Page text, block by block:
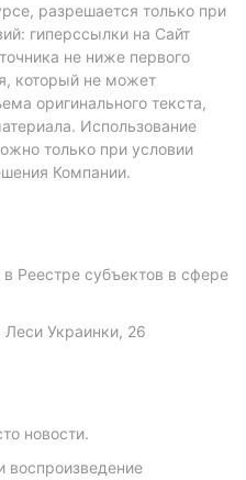
разрешается только при
гиперссылки на Сайт
не ниже первого
который не может
оригинального текста,
Использование
только при условии
Компании.
Реестре субъектов в сфере
Леси Украинки, 26
новости.
воспроизведение